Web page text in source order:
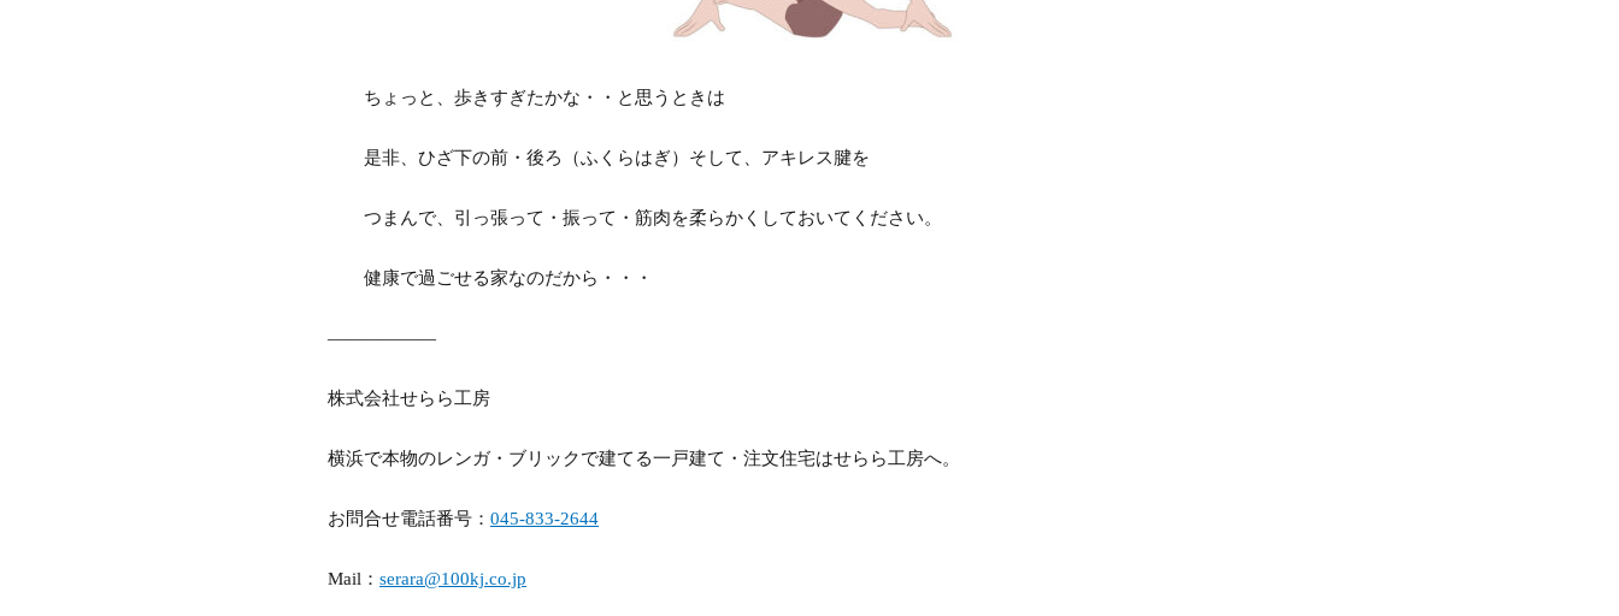
ちょっと、歩きすぎたかな・・と思うときは
是非、ひざ下の前・後ろ（ふくらはぎ）そして、アキレス腱を
つまんで、引っ張って・振って・筋肉を柔らかくしておいてください。
健康で過ごせる家なのだから・・・
——————
株式会社せらら工房
横浜で本物のレンガ・ブリックで建てる一戸建て・注文住宅はせらら工房へ。
お問合せ電話番号： 045-833-2644
Mail： serara@100kj.co.jp